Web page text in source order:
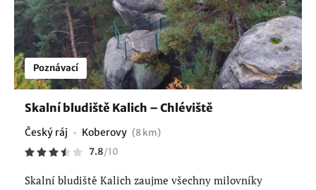
Poznávací
Skalní bludiště Kalich – Chléviště
Český ráj Koberovy (8 km)
7.8/10
Skalní bludiště Kalich zaujme všechny milovníky